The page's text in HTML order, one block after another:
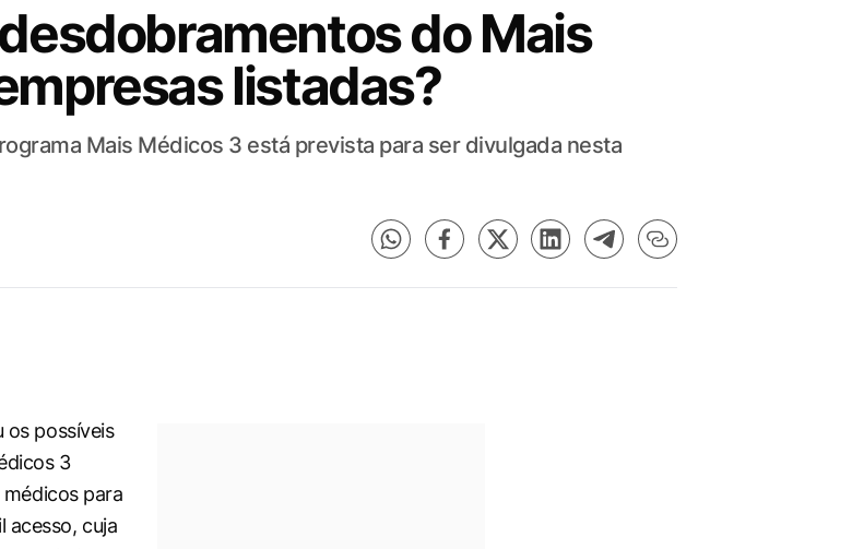
do Mais
listadas?
Mais Médicos 3 está prevista para ser divulgada nesta
os possíveis
3
para
acesso, cuja